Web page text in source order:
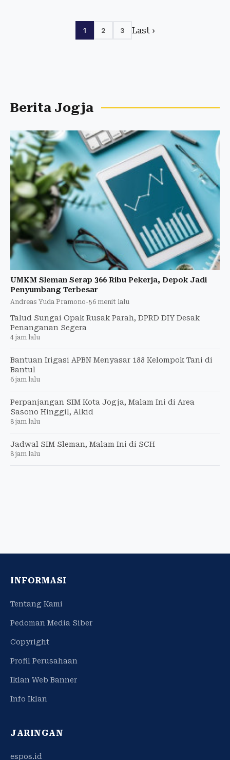
1 2 3 Last ›
Berita Jogja
UMKM Sleman Serap 366 Ribu Pekerja, Depok Jadi
Penyumbang Terbesar
Andreas Yuda Pramono-56 menit lalu
Talud Sungai Opak Rusak Parah, DPRD DIY Desak
Penanganan Segera
4 jam lalu
Bantuan Irigasi APBN Menyasar 188 Kelompok Tani di
Bantul
6 jam lalu
Perpanjangan SIM Kota Jogja, Malam Ini di Area
Sasono Hinggil, Alkid
8 jam lalu
Jadwal SIM Sleman, Malam Ini di SCH
8 jam lalu
INFORMASI
Tentang Kami
Pedoman Media Siber
Copyright
Profil Perusahaan
Iklan Web Banner
Info Iklan
JARINGAN
espos.id